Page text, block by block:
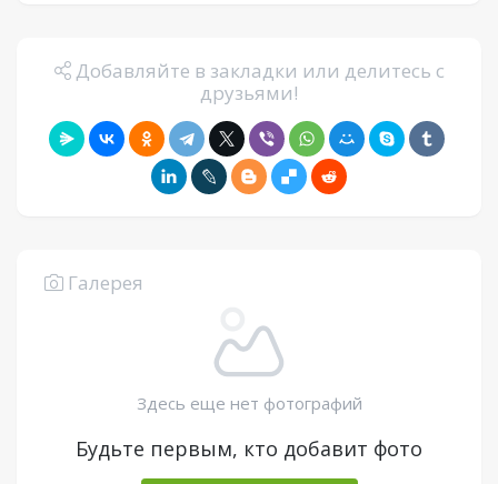
Добавляйте в закладки или делитесь с
друзьями!
Галерея
Здесь еще нет фотографий
Будьте первым, кто добавит фото